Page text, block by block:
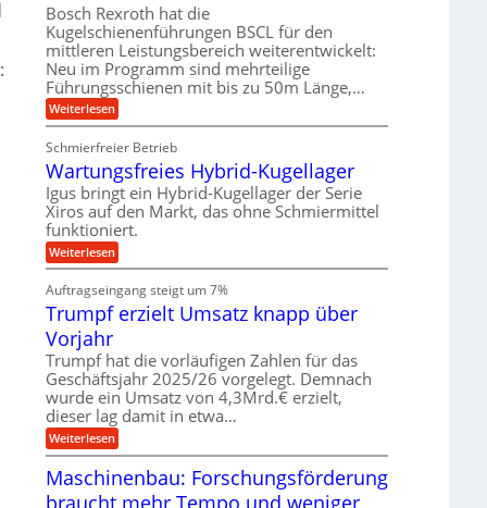
n
g
e
n
H
u
b
b
e
w
e
g
n
g
e
n
o
m
o
i
v
e
u
n
d
M
a
s
c
h
i
n
e
b
u
l
e
r
W
e
r
k
z
e
u
k
r
e
s
l
a
f
Bosch Rexroth hat die
Kugelschienenführungen BSCL für den
mittleren Leistungsbereich weiterentwickelt:
Neu im Programm sind mehrteilige
Führungsschienen mit bis zu 50m Länge,…
Weiterlesen:
K
g
e
l
s
c
h
i
e
n
e
r
u
n
g
e
n
B
S
C
L
Schmierfreier Betrieb
Wartungsfreies Hybrid-Kugellager
Igus bringt ein Hybrid-Kugellager der Serie
Xiros auf den Markt, das ohne Schmiermittel
funktioniert.
Weiterlesen:
W
r
g
s
f
r
e
i
e
H
Auftragseingang steigt um 7%
Trumpf erzielt Umsatz knapp über
Vorjahr
Trumpf hat die vorläufigen Zahlen für das
Geschäftsjahr 2025/26 vorgelegt. Demnach
wurde ein Umsatz von 4,3Mrd.€ erzielt,
dieser lag damit in etwa…
Weiterlesen:
T
u
m
Maschinenbau: Forschungsförderung
braucht mehr Tempo und weniger